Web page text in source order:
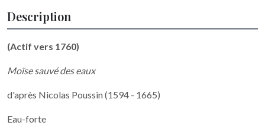
Description
(Actif vers 1760)
Moïse sauvé des eaux
d'après Nicolas Poussin (1594 - 1665)
Eau-forte